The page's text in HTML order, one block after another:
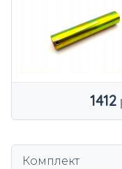
1412
Комплект